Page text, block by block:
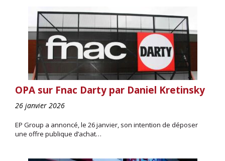
OPA sur Fnac Darty par Daniel Kretinsky
26 janvier 2026
EP Group a annoncé, le 26 janvier, son intention de déposer
une offre publique d’achat…